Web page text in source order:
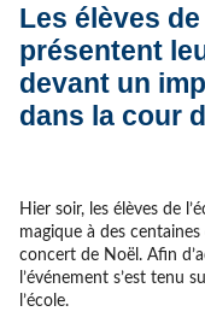
Les élèves
présentent
devant un
dans la cour
Hier soir, les élèves de
magique à des
concert de Noël. Afin
l’événement s’est tenu
l’école.